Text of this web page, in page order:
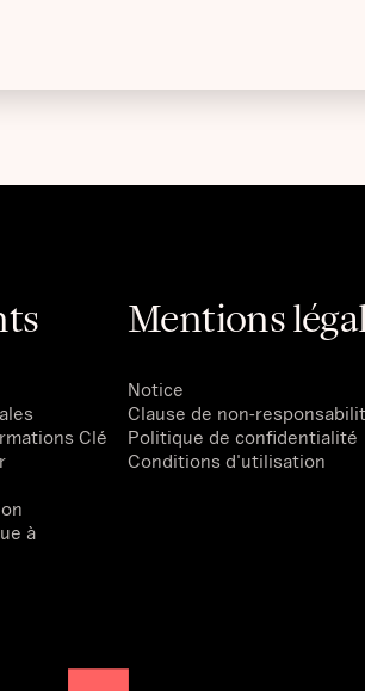
Clé
à
Mentions
Notice
Clause de non-
Politique de confidentialité
Conditions d'utilisation